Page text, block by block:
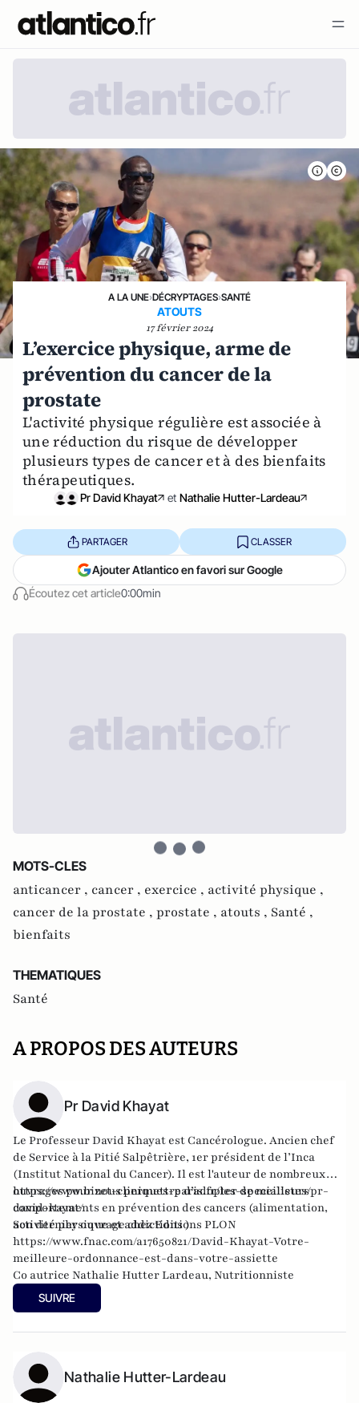
A LA UNE›DÉCRYPTAGES›SANTÉ
ATOUTS
17 février 2024
L’exercice physique, arme de
prévention du cancer de la
prostate
L'activité physique régulière est associée à
une réduction du risque de développer
plusieurs types de cancer et à des bienfaits
thérapeutiques.
Pr David Khayat et Nathalie Hutter-Lardeau
Écoutez cet article0:00min
PARTAGER CLASSER
Ajouter Atlantico en favori sur Google
MOTS-CLES
anticancer , cancer , exercice , activité physique ,
cancer de la prostate , prostate , atouts , Santé ,
bienfaits
THEMATIQUES
Santé
A PROPOS DES AUTEURS
Pr David Khayat
Le Professeur David Khayat est Cancérologue. Ancien chef
de Service à la Pitié Salpêtrière, 1er président de l’Inca
(Institut National du Cancer). Il est l'auteur de nombreux
ouvrages pour nous permettre d’adopter de meilleurs
comportements en prévention des cancers (alimentation,
activité physique et addictions )
https://www.bizet-cliniques-paris.fr/les-specialistes/pr-
david-kayat/
Son dernier ouvrage chez Editions PLON
https://www.fnac.com/a17650821/David-Khayat-Votre-
meilleure-ordonnance-est-dans-votre-assiette
Co autrice Nathalie Hutter Lardeau, Nutritionniste
SUIVRE
Nathalie Hutter-Lardeau